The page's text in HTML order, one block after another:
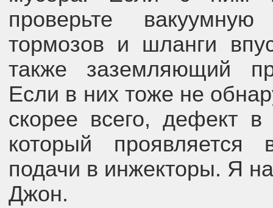
проверьте
тормозов и шланги
также заземляющий
Если в них тоже не
скорее всего, дефект
который проявляется
подачи в инжекторы. Я
Джон.